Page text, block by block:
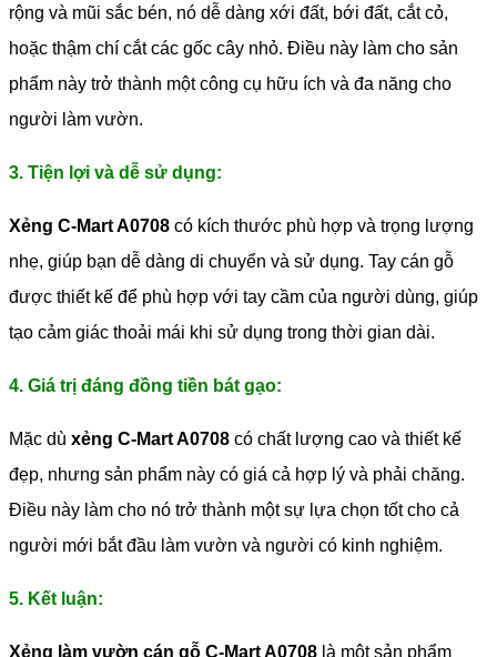
rộng và mũi sắc bén, nó dễ dàng xới đất, bới đất, cắt cỏ,
hoặc thậm chí cắt các gốc cây nhỏ. Điều này làm cho sản
phẩm này trở thành một công cụ hữu ích và đa năng cho
người làm vườn.
3. Tiện lợi và dễ sử dụng:
Xẻng C-Mart A0708 có kích thước phù hợp và trọng lượng
nhẹ, giúp bạn dễ dàng di chuyển và sử dụng. Tay cán gỗ
được thiết kế để phù hợp với tay cầm của người dùng, giúp
tạo cảm giác thoải mái khi sử dụng trong thời gian dài.
4. Giá trị đáng đồng tiền bát gạo:
Mặc dù xẻng C-Mart A0708 có chất lượng cao và thiết kế
đẹp, nhưng sản phẩm này có giá cả hợp lý và phải chăng.
Điều này làm cho nó trở thành một sự lựa chọn tốt cho cả
người mới bắt đầu làm vườn và người có kinh nghiệm.
5. Kết luận:
Xẻng làm vườn cán gỗ C-Mart A0708 là một sản phẩm